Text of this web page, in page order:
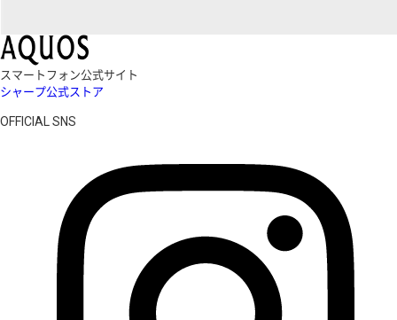
スマートフォン公式サイト
シャープ公式ストア
OFFICIAL SNS